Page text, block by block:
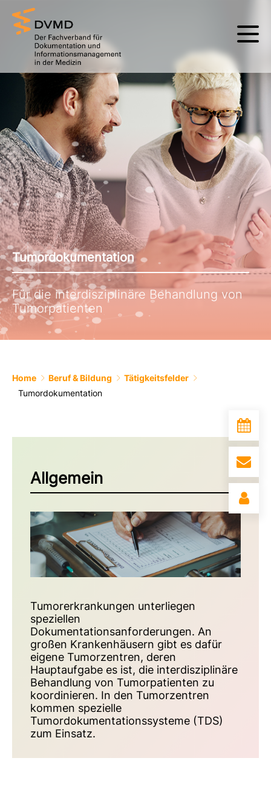
Tumordokumentation
Für die interdisziplinäre Behandlung von
Tumorpatienten
Home Beruf & Bildung
Tätigkeitsfelder
Tumordokumentation
Allgemein
Tumorerkrankungen unterliegen
speziellen
Dokumentationsanforderungen. An
großen Krankenhäusern gibt es dafür
eigene Tumorzentren, deren
Hauptaufgabe es ist, die interdisziplinäre
Behandlung von Tumorpatienten zu
koordinieren. In den Tumorzentren
kommen spezielle
Tumordokumentations­systeme (TDS)
zum Einsatz.